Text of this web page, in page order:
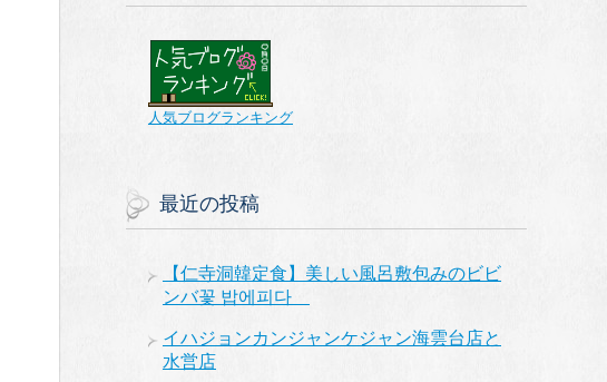
人気ブログランキング
最近の投稿
【仁寺洞韓定食】美しい風呂敷包みのビビ
ンバ꽃 밥에피다
イハジョンカンジャンケジャン海雲台店と
水営店